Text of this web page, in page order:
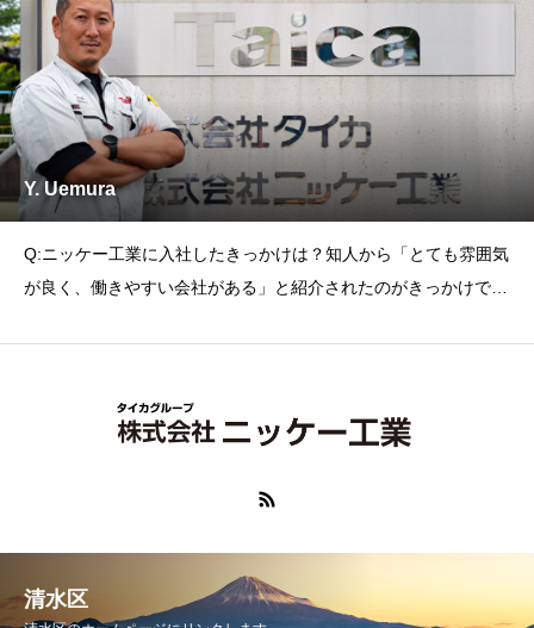
Y. Uemura
Q:ニッケー工業に入社したきっかけは？知人から「とても雰囲気
が良く、働きやすい会社がある」と紹介されたのがきっかけで、
清水区